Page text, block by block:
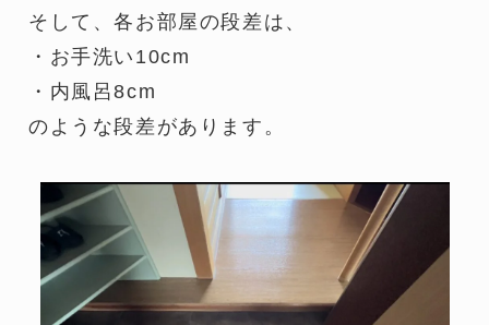
そして、各お部屋の段差は、
・お手洗い10cm
・内風呂8cm
のような段差があります。